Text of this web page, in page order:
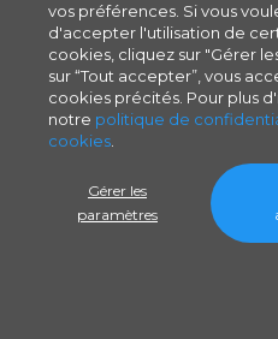
vos préférences. Si vous
d'accepter l'utilisation de
cookies, cliquez sur "Gérer
sur “Tout accepter”, vous
cookies précités. Pour plus
notre politique de
cookies
Gérer les
paramètres